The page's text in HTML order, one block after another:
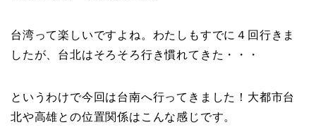
台湾って楽しいですよね。わたしもすでに４回行きま
したが、台北はそろそろ行き慣れてきた・・・
というわけで今回は台南へ行ってきました！大都市台
北や高雄との位置関係はこんな感じです。